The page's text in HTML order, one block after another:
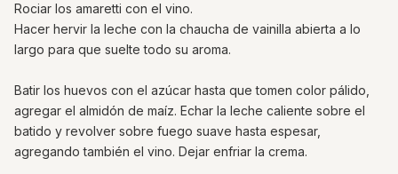
Rociar los amaretti con el vino.
Hacer hervir la leche con la chaucha de vainilla abierta a lo
largo para que suelte todo su aroma.
Batir los huevos con el azúcar hasta que tomen color pálido,
agregar el almidón de maíz. Echar la leche caliente sobre el
batido y revolver sobre fuego suave hasta espesar,
agregando también el vino. Dejar enfriar la crema.